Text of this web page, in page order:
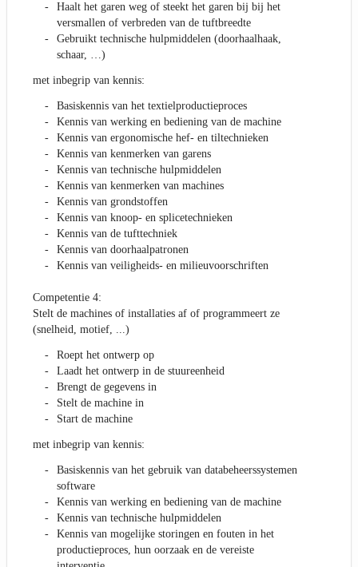
Haalt het garen weg of steekt het garen bij bij het
versmallen of verbreden van de tuftbreedte
Gebruikt technische hulpmiddelen (doorhaalhaak,
schaar, …)
met inbegrip van kennis:
Basiskennis van het textielproductieproces
Kennis van werking en bediening van de machine
Kennis van ergonomische hef- en tiltechnieken
Kennis van kenmerken van garens
Kennis van technische hulpmiddelen
Kennis van kenmerken van machines
Kennis van grondstoffen
Kennis van knoop- en splicetechnieken
Kennis van de tufttechniek
Kennis van doorhaalpatronen
Kennis van veiligheids- en milieuvoorschriften
Competentie 4:
Stelt de machines of installaties af of programmeert ze
(snelheid, motief, ...)
Roept het ontwerp op
Laadt het ontwerp in de stuureenheid
Brengt de gegevens in
Stelt de machine in
Start de machine
met inbegrip van kennis:
Basiskennis van het gebruik van databeheerssystemen
software
Kennis van werking en bediening van de machine
Kennis van technische hulpmiddelen
Kennis van mogelijke storingen en fouten in het
productieproces, hun oorzaak en de vereiste